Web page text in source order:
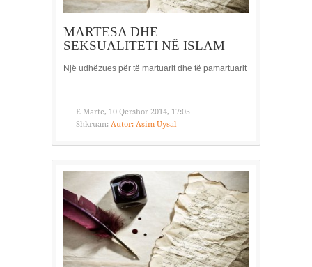
MARTESA DHE
SEKSUALITETI NË ISLAM
Një udhëzues për të martuarit dhe të pamartuarit
E Martë, 10 Qërshor 2014, 17:05
Shkruan: Autor: Asim Uysal